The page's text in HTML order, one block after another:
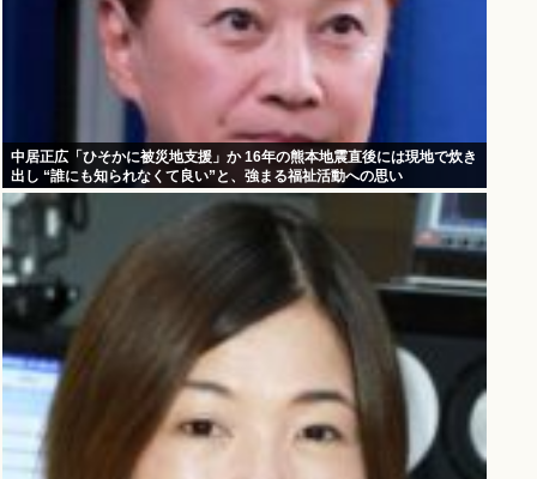
中居正広「ひそかに被災地支援」か 16年の熊本地震直後には現地で炊き
出し “誰にも知られなくて良い”と、強まる福祉活動への思い